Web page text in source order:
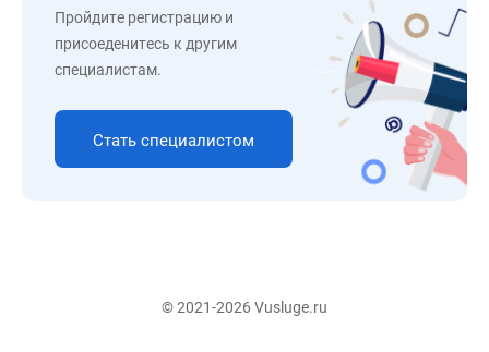
Пройдите регистрацию и
присоеденитесь к другим
специалистам.
Стать специалистом
© 2021-2026 Vusluge.ru